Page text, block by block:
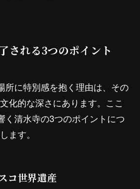
される3つのポイント
所に特別感を抱く理由は、その
化的な深さにあります。ここ
く清水寺の3つのポイントにつ
ます。
コ世界遺産